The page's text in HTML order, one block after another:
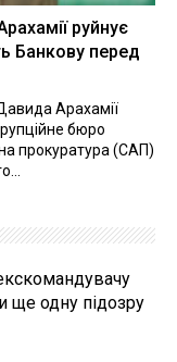
руйнує
Банкову перед
Арахамії
бюро
прокуратура (САП)
ще одну підозру